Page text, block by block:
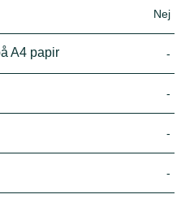
Nej
A4 papir -
-
-
-